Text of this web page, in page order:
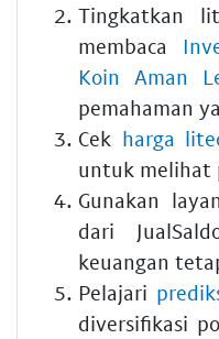
Tingkatkan
membaca
Koin Aman
pemahaman
Cek harga
untuk melihat
Gunakan
dari
keuangan
Pelajari
diversifikasi